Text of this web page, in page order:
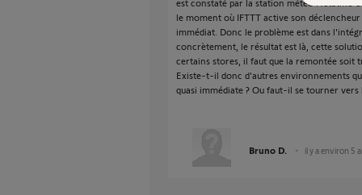
est constaté par la station météo Netatmo
le moment où IFTTT active son
immédiat. Donc le problème est dans
concrètement, le résultat est là, cette
certains stores, il faut que la remontée soit
Existe-t-il donc d'autres environnements
quasi immédiate ? Ou faut-il se tourner vers
Bruno D. il y a environ 5